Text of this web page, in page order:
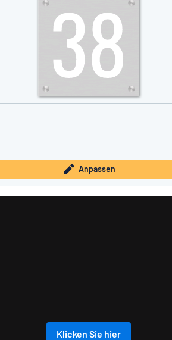
Anpassen
Klicken Sie hier